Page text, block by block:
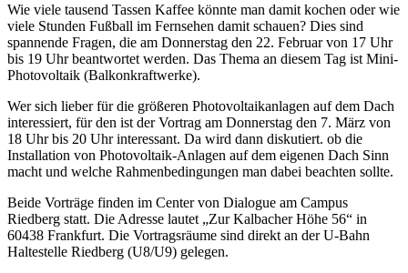
Wie viele tausend Tassen Kaffee könnte man damit kochen oder wie
viele Stunden Fußball im Fernsehen damit schauen? Dies sind
spannende Fragen, die am Donnerstag den 22. Februar von 17 Uhr
bis 19 Uhr beantwortet werden. Das Thema an diesem Tag ist Mini-
Photovoltaik (Balkonkraftwerke).
Wer sich lieber für die größeren Photovoltaikanlagen auf dem Dach
interessiert, für den ist der Vortrag am Donnerstag den 7. März von
18 Uhr bis 20 Uhr interessant. Da wird dann diskutiert. ob die
Installation von Photovoltaik-Anlagen auf dem eigenen Dach Sinn
macht und welche Rahmenbedingungen man dabei beachten sollte.
Beide Vorträge finden im Center von Dialogue am Campus
Riedberg statt. Die Adresse lautet „Zur Kalbacher Höhe 56“ in
60438 Frankfurt. Die Vortragsräume sind direkt an der U-Bahn
Haltestelle Riedberg (U8/U9) gelegen.